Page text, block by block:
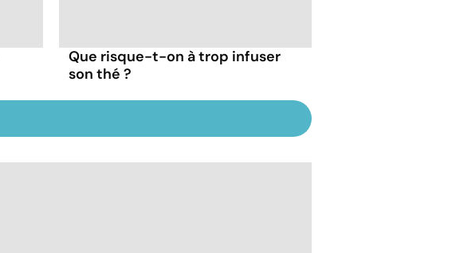
Que risque-t-on à trop infuser
son thé ?